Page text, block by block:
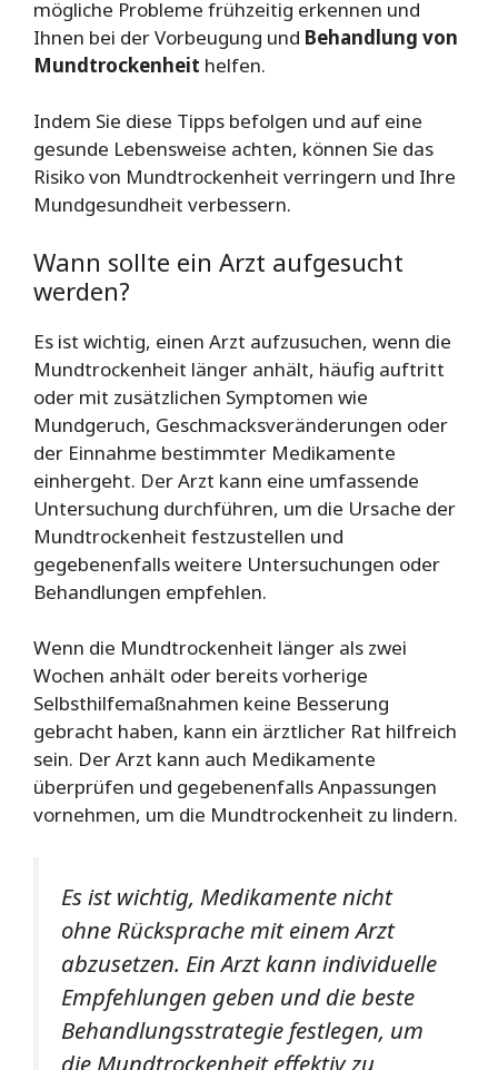
mögliche Probleme frühzeitig erkennen und
Ihnen bei der Vorbeugung und Behandlung von
Mundtrockenheit helfen.
Indem Sie diese Tipps befolgen und auf eine
gesunde Lebensweise achten, können Sie das
Risiko von Mundtrockenheit verringern und Ihre
Mundgesundheit verbessern.
Wann sollte ein Arzt aufgesucht
werden?
Es ist wichtig, einen Arzt aufzusuchen, wenn die
Mundtrockenheit länger anhält, häufig auftritt
oder mit zusätzlichen Symptomen wie
Mundgeruch, Geschmacksveränderungen oder
der Einnahme bestimmter Medikamente
einhergeht. Der Arzt kann eine umfassende
Untersuchung durchführen, um die Ursache der
Mundtrockenheit festzustellen und
gegebenenfalls weitere Untersuchungen oder
Behandlungen empfehlen.
Wenn die Mundtrockenheit länger als zwei
Wochen anhält oder bereits vorherige
Selbsthilfemaßnahmen keine Besserung
gebracht haben, kann ein ärztlicher Rat hilfreich
sein. Der Arzt kann auch Medikamente
überprüfen und gegebenenfalls Anpassungen
vornehmen, um die Mundtrockenheit zu lindern.
Es ist wichtig, Medikamente nicht
ohne Rücksprache mit einem Arzt
abzusetzen. Ein Arzt kann individuelle
Empfehlungen geben und die beste
Behandlungsstrategie festlegen, um
die Mundtrockenheit effektiv zu